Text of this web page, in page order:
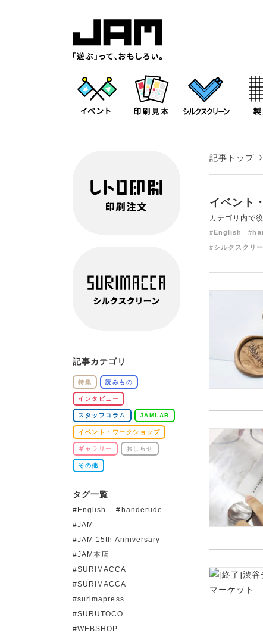
記事トップ
イベント
カテゴリ内で
#English
#シルクスクリ
記事カテゴリ
特集 読みもの
インタビュー
スタッフコラム JAMLAB
イベント・ワークショップ
ギャラリー おしらせ
その他
タグ一覧
English
handerude
JAM
JAM 15th Anniversary
JAM本店
SURIMACCA
SURIMACCA+
surimapress
SURUTOCO
WEBSHOP